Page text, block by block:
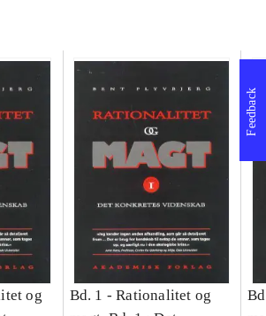
og
Bd. 1 -Rationalitet og
Feedback